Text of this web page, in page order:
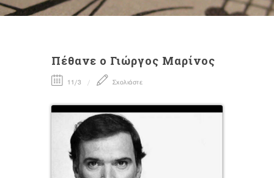
Πέθανε ο Γιώργος Μαρίνος
11/3 Σχολιάστε